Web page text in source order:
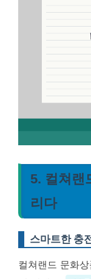
5. 컬쳐랜
리다
스마트한 충
컬쳐랜드 문화